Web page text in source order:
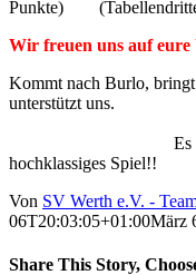
Punkte)
Wir freuen uns auf
Kommt nach Burlo,
unterstützt uns.
Es wird
hochklassiges Spiel!!
Von SV Werth e.V. -
06T20:03:05+01:00März
Share This Story,